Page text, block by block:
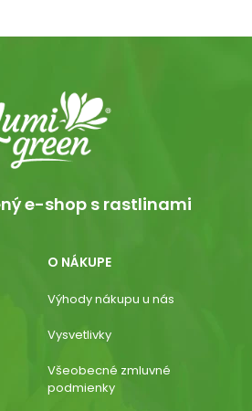
e-shop s rastlinami
O NÁKUPE
Výhody nákupu u nás
Vysvetlivky
Všeobecné zmluvné
podmienky